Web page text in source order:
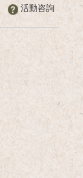
活動咨詢